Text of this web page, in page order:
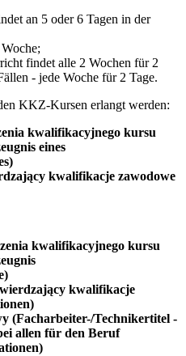
an 5 oder 6 Tagen in der
findet alle 2 Wochen für 2
- jede Woche für 2 Tage.
KKZ-Kursen erlangt werden:
kwalifikacyjnego kursu
eines
kwalifikacje zawodowe
kwalifikacyjnego kursu
kwalifikacje
(Facharbeiter-/Technikertitel -
allen für den Beruf